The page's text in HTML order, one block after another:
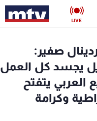
LIVE
صفير:
يجسد كل العمل
العربي يتفتح
وكرامة